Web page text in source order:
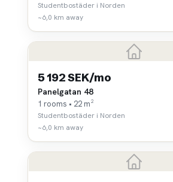
Studentbostäder i Norden
~6,0 km away
5 192 SEK/mo
Panelgatan 48
1 rooms • 22 m²
Studentbostäder i Norden
~6,0 km away